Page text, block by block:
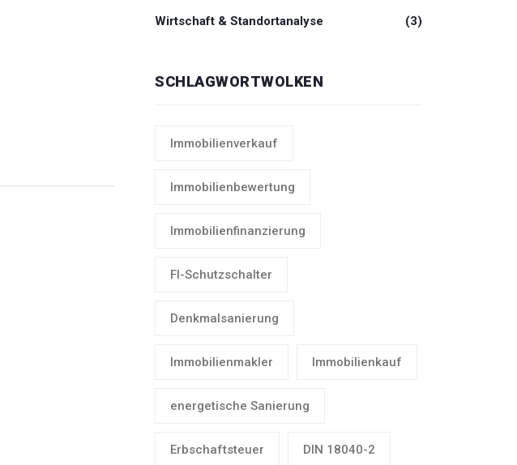
Wirtschaft & Standortanalyse (3)
SCHLAGWORTWOLKEN
Immobilienverkauf
Immobilienbewertung
Immobilienfinanzierung
FI-Schutzschalter
Denkmalsanierung
Immobilienmakler Immobilienkauf
energetische Sanierung
Erbschaftsteuer DIN 18040-2